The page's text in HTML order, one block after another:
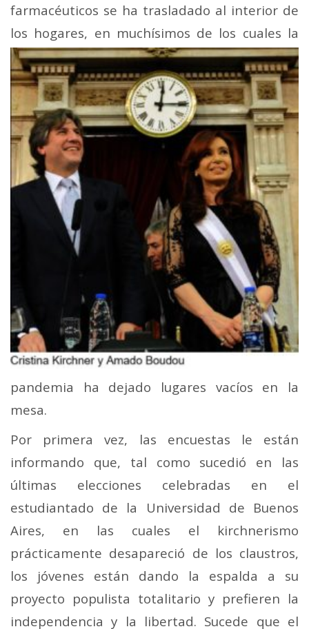
farmacéuticos se ha trasladado al interior de
los hogares, en muchísimos de los cuales la
pandemia ha dejado lugares vacíos en la
mesa.
Por primera vez, las encuestas le están
informando que, tal como sucedió en las
últimas elecciones celebradas en el
estudiantado de la Universidad de Buenos
Aires, en las cuales el kirchnerismo
prácticamente desapareció de los claustros,
los jóvenes están dando la espalda a su
proyecto populista totalitario y prefieren la
independencia y la libertad. Sucede que el